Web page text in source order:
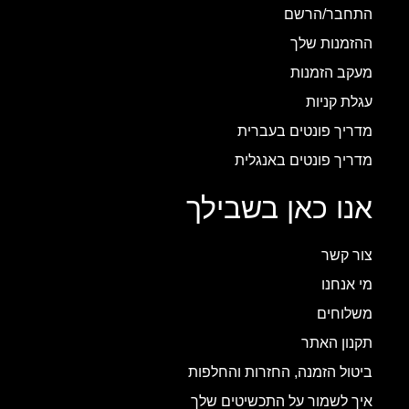
התחבר/הרשם
ההזמנות שלך
מעקב הזמנות
עגלת קניות
מדריך פונטים בעברית
מדריך פונטים באנגלית
אנו כאן בשבילך
צור קשר
מי אנחנו
משלוחים
תקנון האתר
ביטול הזמנה, החזרות והחלפות
איך לשמור על התכשיטים שלך